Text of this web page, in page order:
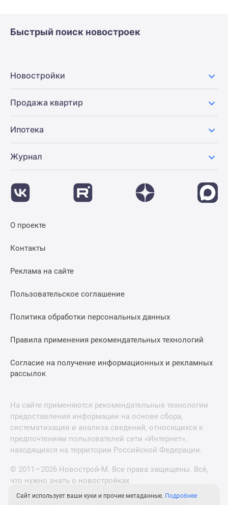
Быстрый поиск новостроек
Новостройки
Продажа квартир
Ипотека
Журнал
О проекте
Контакты
Реклама на сайте
Пользовательское соглашение
Политика обработки персональных данных
Правила применения рекомендательных технологий
Согласие на получение информационных и рекламных
рассылок
На сайте применяются рекомендательные технологии
предоставления информации на основе сбора,
систематизации и анализа сведений, относящихся к
предпочтениям пользователей сети «Интернет»,
находящихся на территории Российской Федерации.
© 2011—2026 Новострой-М. Все права защищены. Всё,
что нужно знать о новостройках
Сайт использует ваши куки и прочие метаданные. Подробнее